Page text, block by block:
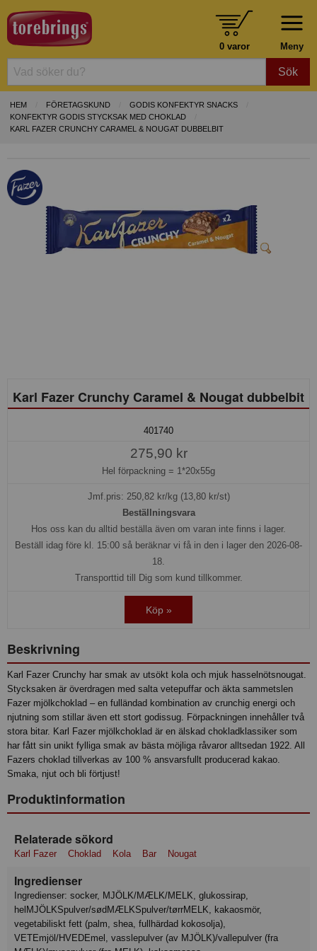
Meny
0 varor
Sök
HEM FÖRETAGSKUND
GODIS KONFEKTYR SNACKS
KONFEKTYR GODIS STYCKSAK MED CHOKLAD
KARL FAZER CRUNCHY CARAMEL & NOUGAT DUBBELBIT
Karl Fazer Crunchy Caramel & Nougat dubbelbit
401740
275,90 kr
Hel förpackning = 1*20x55g
Jmf.pris: 250,82kr/kg (13,80 kr/st)
Beställningsvara
Hos oss kan du alltid beställa även om varan inte finns i lager.
Beställ idag före kl. 15:00 så beräknar vi få in den i lager den 2026-08-
18.
Transporttid till Dig som kund tillkommer.
Köp »
Beskrivning
Karl Fazer Crunchy har smak av utsökt kola och mjuk hasselnötsnougat.
Stycksaken är överdragen med salta vetepuffar och äkta sammetslen
Fazer mjölkchoklad – en fulländad kombination av crunchig energi och
njutning som stillar även ett stort godissug. Förpackningen innehåller två
stora bitar. Karl Fazer mjölkchoklad är en älskad chokladklassiker som
har fått sin unikt fylliga smak av bästa möjliga råvaror alltsedan 1922. All
Fazers choklad tillverkas av 100 % ansvarsfullt producerad kakao.
Smaka, njut och bli förtjust!
Produktinformation
Relaterade sökord
Karl Fazer Choklad Kola Bar Nougat
Ingredienser
helMJÖLKSpulver/sødMÆLKSpulver/tørrMELK, kakaosmör,
vegetabiliskt fett (palm, shea, fullhärdad kokosolja),
VETEmjöl/HVEDEmel, vasslepulver (av MJÖLK)/vallepulver (fra